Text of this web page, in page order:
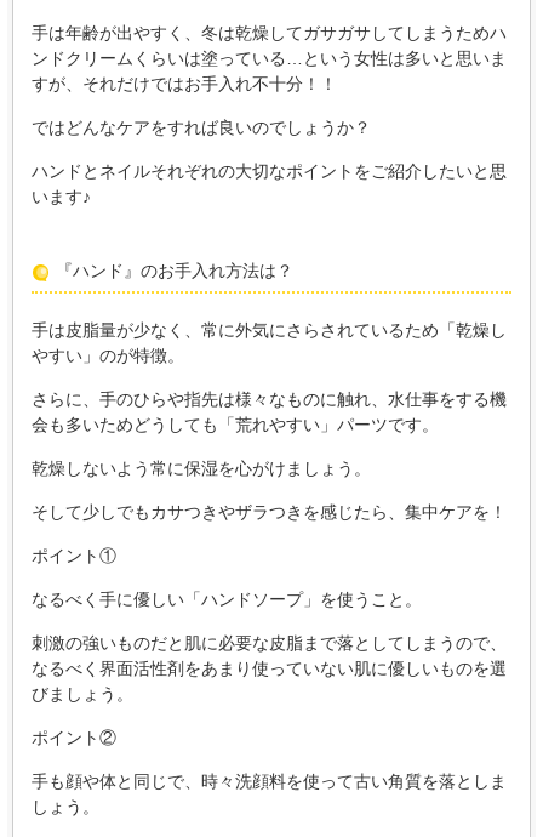
手は年齢が出やすく、冬は乾燥してガサガサしてしまうためハ
ンドクリームくらいは塗っている…という女性は多いと思いま
すが、それだけではお手入れ不十分！！
ではどんなケアをすれば良いのでしょうか？
ハンドとネイルそれぞれの大切なポイントをご紹介したいと思
います♪
『ハンド』のお手入れ方法は？
手は皮脂量が少なく、常に外気にさらされているため「乾燥し
やすい」のが特徴。
さらに、手のひらや指先は様々なものに触れ、水仕事をする機
会も多いためどうしても「荒れやすい」パーツです。
乾燥しないよう常に保湿を心がけましょう。
そして少しでもカサつきやザラつきを感じたら、集中ケアを！
ポイント①
なるべく手に優しい「ハンドソープ」を使うこと。
刺激の強いものだと肌に必要な皮脂まで落としてしまうので、
なるべく界面活性剤をあまり使っていない肌に優しいものを選
びましょう。
ポイント②
手も顔や体と同じで、時々洗顔料を使って古い角質を落としま
しょう。